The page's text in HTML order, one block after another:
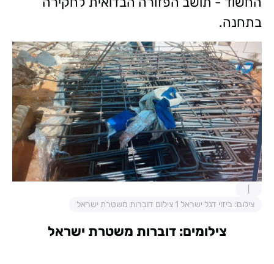
בתחנה.
צילום: ביזוי דגל ישראל 1 צילום דוברות משטרת ישראל
צילומים: דוברות משטרת ישראל